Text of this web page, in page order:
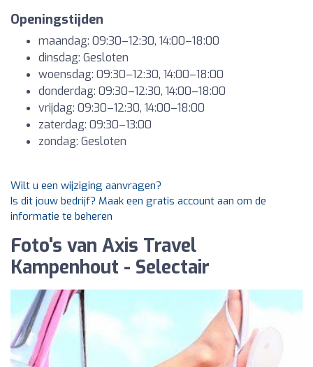
Openingstijden
maandag: 09:30–12:30, 14:00–18:00
dinsdag: Gesloten
woensdag: 09:30–12:30, 14:00–18:00
donderdag: 09:30–12:30, 14:00–18:00
vrijdag: 09:30–12:30, 14:00–18:00
zaterdag: 09:30–13:00
zondag: Gesloten
Wilt u een wijziging aanvragen?
Is dit jouw bedrijf? Maak een gratis account aan om de
informatie te beheren
Foto's van Axis Travel
Kampenhout - Selectair